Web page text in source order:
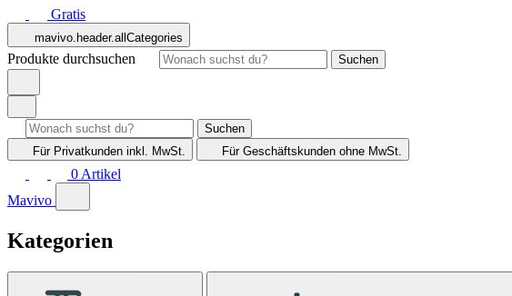
Gratis
mavivo.header.allCategories
Produkte durchsuchen Suchen
Suchen
Für Privatkunden inkl. MwSt. Für Geschäftskunden ohne MwSt.
0 Artikel
Mavivo
Kategorien